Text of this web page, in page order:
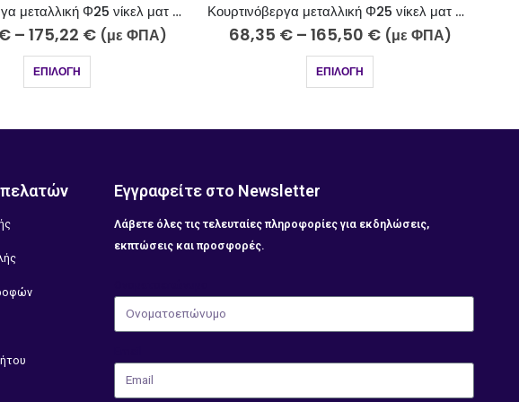
Κουρτινόβεργα μεταλλική Φ25 νίκελ ματ Κεφαλονιά Κ42-2510-5
€–165,50€(με ΦΠΑ)
ΕΠΙΛΟΓΉ
77,10 € –195,20€ (με ΦΠΑ)
ΕΠΙΛΟΓΉ
Εγγραφείτε στο Newsletter
Λάβετε όλες τις τελευταίες πληροφορίες για εκδηλώσεις,
εκπτώσεις και προσφορές.